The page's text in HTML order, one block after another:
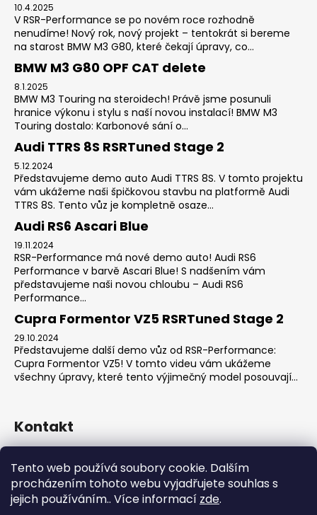
Tento web používá soubory cookie. Dalším
procházením tohoto webu vyjadřujete souhlas s
jejich používáním.. Více informací zde.
10.4.2025
V RSR-Performance se po novém roce rozhodně
nenudíme! Nový rok, nový projekt – tentokrát si bereme
na starost BMW M3 G80, které čekají úpravy, co...
BMW M3 G80 OPF CAT delete
8.1.2025
BMW M3 Touring na steroidech! Právě jsme posunuli
hranice výkonu i stylu s naší novou instalací! BMW M3
Touring dostalo: Karbonové sání o...
Audi TTRS 8S RSRTuned Stage 2
5.12.2024
Představujeme demo auto Audi TTRS 8S. V tomto projektu
vám ukážeme naši špičkovou stavbu na platformě Audi
TTRS 8S. Tento vůz je kompletně osaze...
Audi RS6 Ascari Blue
19.11.2024
RSR-Performance má nové demo auto! Audi RS6
Performance v barvě Ascari Blue! S nadšením vám
představujeme naši novou chloubu – Audi RS6
Performance...
Cupra Formentor VZ5 RSRTuned Stage 2
29.10.2024
Představujeme další demo vůz od RSR-Performance:
Cupra Formentor VZ5! V tomto videu vám ukážeme
všechny úpravy, které tento výjimečný model posouvají...
Kontakt
728737662
https://www.facebook.com/RSRCzech/
rsrperformance